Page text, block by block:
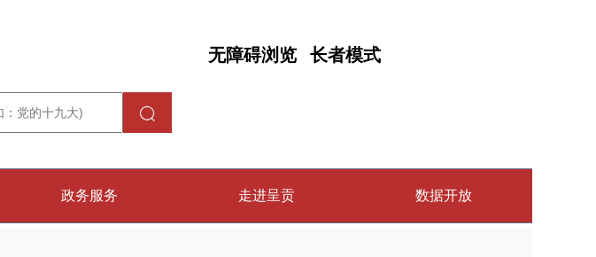
长者模式
无障碍浏览
政务服务 走进呈贡 数据开放